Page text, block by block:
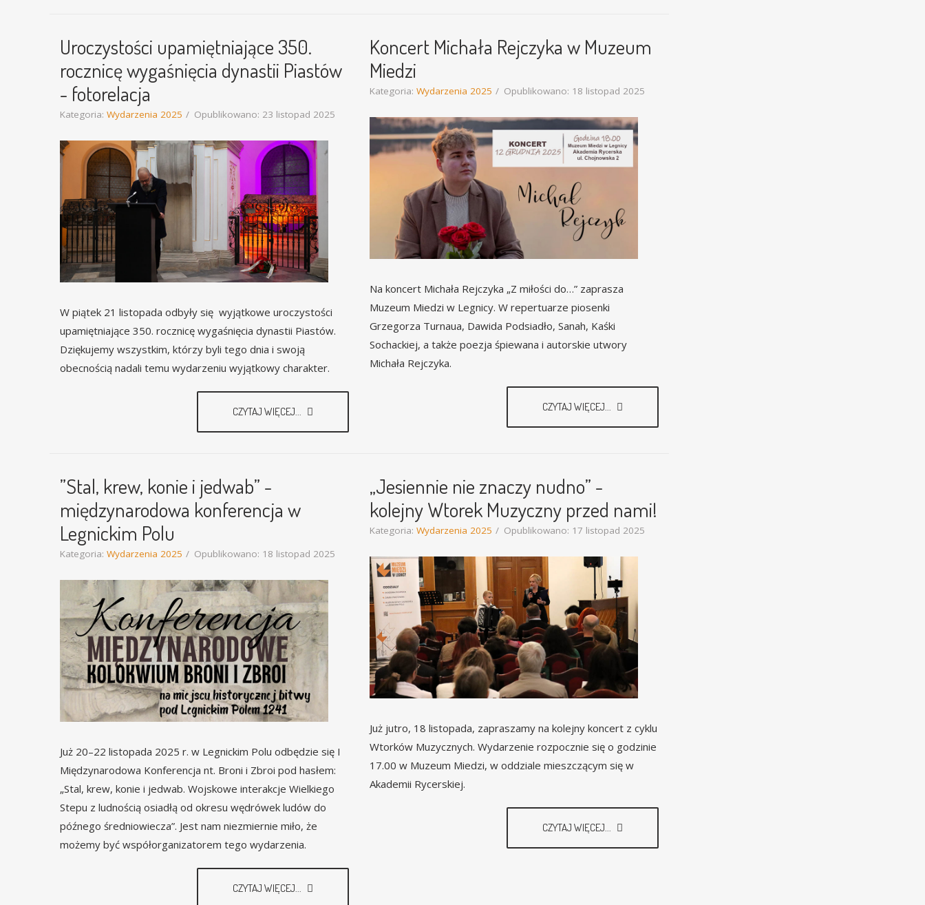
Uroczystości upamiętniające 350.
rocznicę wygaśnięcia dynastii Piastów
- fotorelacja
Kategoria: Wydarzenia 2025 Opublikowano: 23 listopad 2025
W piątek 21 listopada odbyły się wyjątkowe uroczystości
upamiętniające 350. rocznicę wygaśnięcia dynastii Piastów.
Dziękujemy wszystkim, którzy byli tego dnia i swoją
obecnością nadali temu wydarzeniu wyjątkowy charakter.
CZYTAJ WIĘCEJ...
Koncert Michała Rejczyka w Muzeum
Miedzi
Kategoria: Wydarzenia 2025 Opublikowano: 18 listopad 2025
Na koncert Michała Rejczyka „Z miłości do…” zaprasza
Muzeum Miedzi w Legnicy. W repertuarze piosenki
Grzegorza Turnaua, Dawida Podsiadło, Sanah, Kaśki
Sochackiej, a także poezja śpiewana i autorskie utwory
Michała Rejczyka.
CZYTAJ WIĘCEJ...
”Stal, krew, konie i jedwab” -
międzynarodowa konferencja w
Legnickim Polu
Kategoria: Wydarzenia 2025 Opublikowano: 18 listopad 2025
Już 20–22 listopada 2025 r. w Legnickim Polu odbędzie się I
Międzynarodowa Konferencja nt. Broni i Zbroi pod hasłem:
„Stal, krew, konie i jedwab. Wojskowe interakcje Wielkiego
Stepu z ludnością osiadłą od okresu wędrówek ludów do
późnego średniowiecza”. Jest nam niezmiernie miło, że
możemy być współorganizatorem tego wydarzenia.
CZYTAJ WIĘCEJ...
„Jesiennie nie znaczy nudno” -
kolejny Wtorek Muzyczny przed nami!
Kategoria: Wydarzenia 2025 Opublikowano: 17 listopad 2025
Już jutro, 18 listopada, zapraszamy na kolejny koncert z cyklu
Wtorków Muzycznych. Wydarzenie rozpocznie się o godzinie
17.00 w Muzeum Miedzi, w oddziale mieszczącym się w
Akademii Rycerskiej.
CZYTAJ WIĘCEJ...